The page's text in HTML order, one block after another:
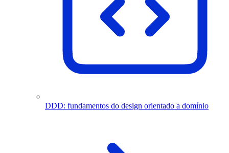
DDD: fundamentos do design orientado a domínio